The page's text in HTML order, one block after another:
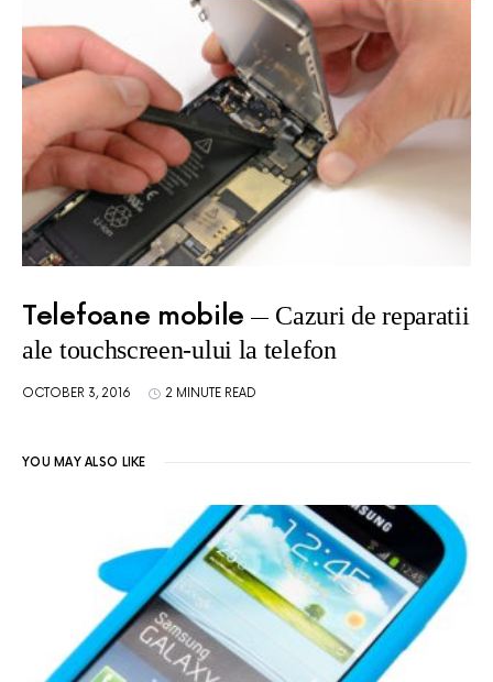
Telefoane mobile
Cazuri de reparatii
ale touchscreen-ului la telefon
OCTOBER 3, 2016 2 MINUTE READ
YOU MAY ALSO LIKE